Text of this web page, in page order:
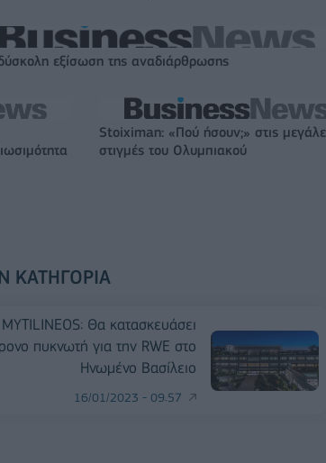
εξίσωση της αναδιάρθρωσης
Stoiximan: «Πού ήσουν;» στις
στιγμές του Ολυμπιακού
ΚΑΤΗΓΟΡΊΑ
MYTILINEOS: Θα κατασκευάσει
πυκνωτή για την RWE στο
Ηνωμένο Βασίλειο
16/01/2023 - 09:57